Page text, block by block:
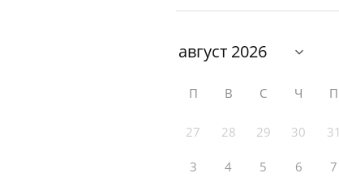
П В С Ч П
27 28 29 30 31
3 4 5 6 7